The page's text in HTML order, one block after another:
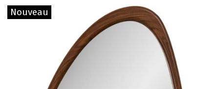
Nouveau